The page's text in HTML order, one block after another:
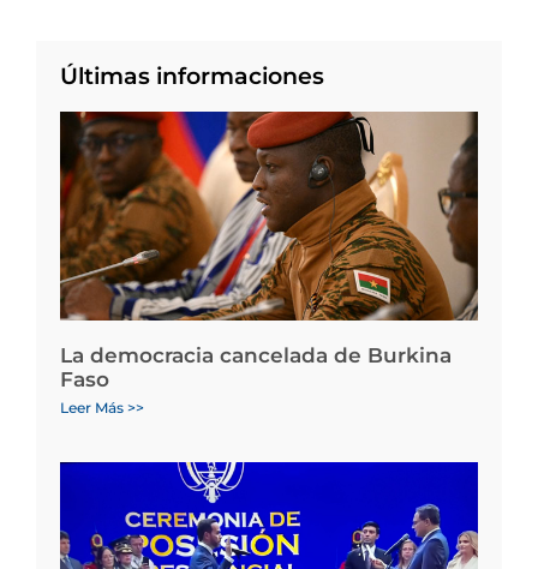
Últimas informaciones
La democracia cancelada de Burkina
Faso
Leer Más >>